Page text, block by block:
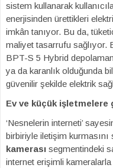
sistem kullanarak
enerjisinden ürettikleri
imkân tanıyor. Bu da,
maliyet tasarrufu sağlıyor.
BPT-S 5 Hybrid
ya da karanlık olduğunda
güvenilir şekilde elektrik
Ev ve küçük işletmelere
‘Nesnelerin interneti’
birbiriyle iletişim
kamerası segmentindeki
internet erişimli